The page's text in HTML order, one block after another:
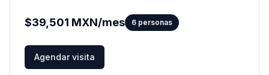
$39,501 MXN/mes 6 personas
Agendar visita